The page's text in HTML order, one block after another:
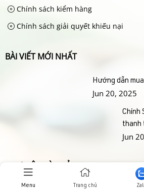
Chính sách kiểm hàng
Chính sách giải quyết khiếu nại
BÀI VIẾT MỚI NHẤT
Hướng dẫn
Jun 20, 2025
Chính
thanh
Jun
THƯ VIỆN HÌNH ẢNHH
Menu Trang chủ